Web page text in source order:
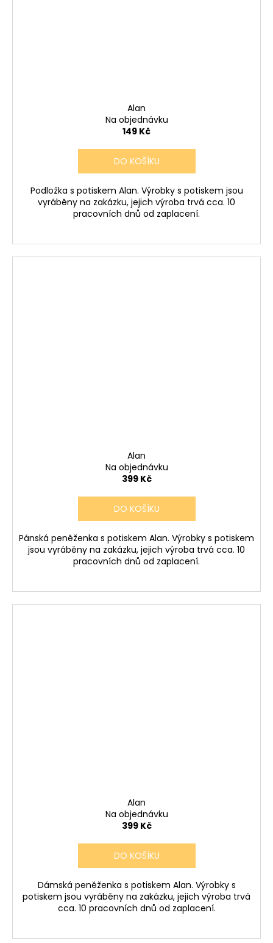
Alan
Na objednávku
149 Kč
DO KOŠÍKU
Podložka s potiskem Alan. Výrobky s potiskem jsou
vyráběny na zakázku, jejich výroba trvá cca. 10
pracovních dnů od zaplacení.
Alan
Na objednávku
399 Kč
DO KOŠÍKU
Pánská peněženka s potiskem Alan. Výrobky s potiskem
jsou vyráběny na zakázku, jejich výroba trvá cca. 10
pracovních dnů od zaplacení.
Alan
Na objednávku
399 Kč
DO KOŠÍKU
Dámská peněženka s potiskem Alan. Výrobky s
potiskem jsou vyráběny na zakázku, jejich výroba trvá
cca. 10 pracovních dnů od zaplacení.